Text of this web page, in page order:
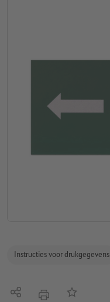
Instructies voor drukgegevens
Delen afdrukkenOp de lijst